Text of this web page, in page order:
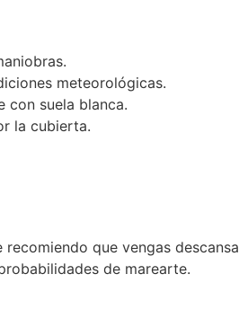
meteorológicas.
con suela blanca.
la cubierta.
que vengas
de marearte.